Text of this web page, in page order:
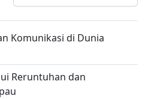
Komunikasi di Dunia
Reruntuhan dan